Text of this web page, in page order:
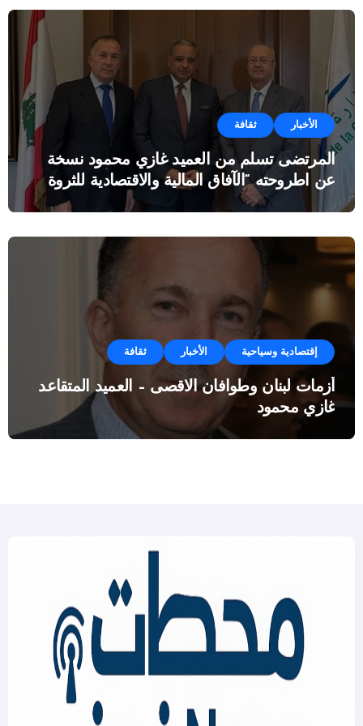
الأخبار ثقافة
المرتضى تسلم من العميد غازي محمود نسخة
عن اطروحته “الآفاق المالية والاقتصادية للثروة
إقتصادية وسياحية الأخبار ثقافة
أزمات لبنان وطوافان الاقصى – العميد المتقاعد
غازي محمود